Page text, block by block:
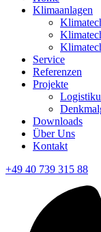
Klimaanlagen
Service
Referenzen
Projekte
Downloads
Über Uns
Kontakt
+49 40 739 315 88